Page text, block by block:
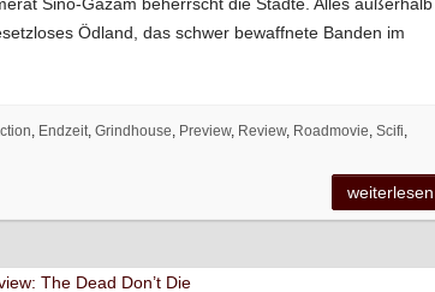
Ödland, das schwer bewaffnete Banden im
, Endzeit, Grindhouse, Preview, Review, Roadmovie, Scifi,
weiterlesen